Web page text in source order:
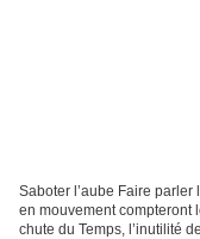
Saboter l’aube Faire
en mouvement compteront
chute du Temps, l’inutilité